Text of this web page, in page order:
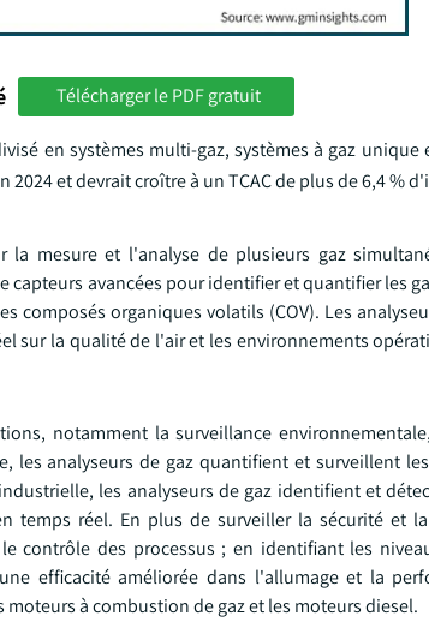
Télécharger le PDF gratuit
en systèmes multi-gaz, systèmes à gaz unique
et devrait croître à un TCAC de plus de 6,4 %
mesure et l'analyse de plusieurs gaz
avancées pour identifier et quantifier les
composés organiques volatils (COV). Les
sur la qualité de l'air et les environnements
notamment la surveillance
les analyseurs de gaz quantifient et surveillent
les analyseurs de gaz identifient et
temps réel. En plus de surveiller la sécurité et
contrôle des processus ; en identifiant les
efficacité améliorée dans l'allumage et la
à combustion de gaz et les moteurs diesel.